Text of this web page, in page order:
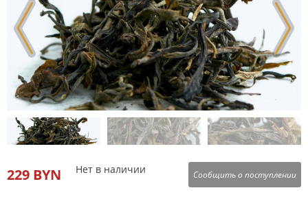
229 BYN Нет в наличии Сообщить о поступлении